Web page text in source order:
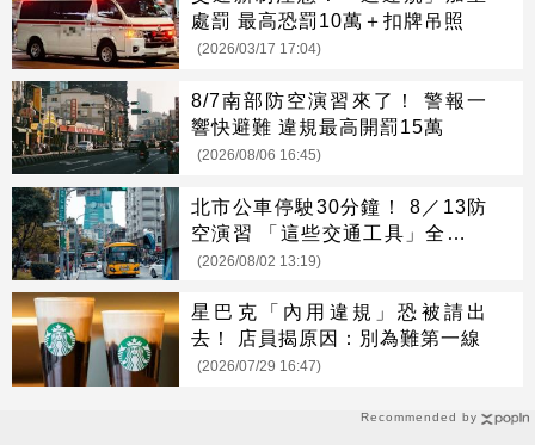
Recommended by
處罰 最高恐罰10萬＋扣牌吊照
(2026/03/17 17:04)
8/7南部防空演習來了！ 警報一
響快避難 違規最高開罰15萬
(2026/08/06 16:45)
北市公車停駛30分鐘！ 8／13防
空演習 「這些交通工具」全面管
制
(2026/08/02 13:19)
星巴克「內用違規」恐被請出
去！ 店員揭原因：別為難第一線
(2026/07/29 16:47)